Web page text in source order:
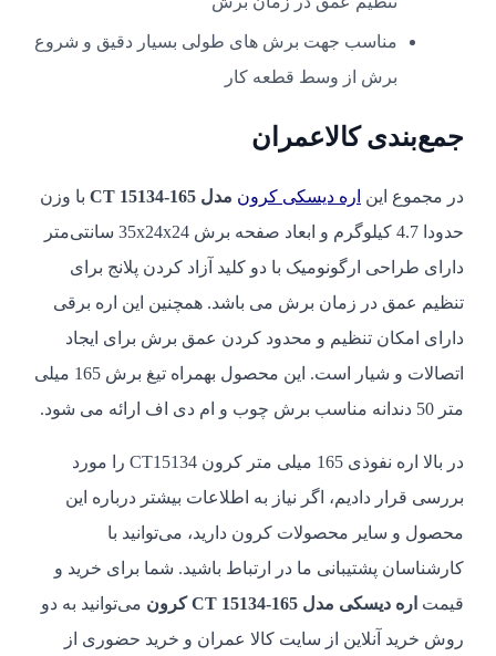
مناسب جهت برش های طولی بسیار دقیق و شروع
برش از وسط قطعه کار
جمع‌بندی کالاعمران
در مجموع این اره دیسکی کرون مدل CT 15134-165
با وزن
حدودا 4.7 کیلوگرم و ابعاد صفحه برش 35x24x24 سانتی‌متر
دارای طراحی ارگونومیک با دو کلید آزاد کردن پلانج برای
تنظیم عمق در زمان برش می باشد. همچنین این اره برقی
دارای امکان تنظیم و محدود کردن عمق برش برای ایجاد
اتصالات و شیار است. این محصول بهمراه تیغ برش 165 میلی
متر 50 دندانه مناسب برش چوب و ام دی اف ارائه می شود.
در بالا اره نفوذی 165 میلی متر کرون CT15134 را مورد
بررسی قرار دادیم، اگر نیاز به اطلاعات بیشتر درباره این
محصول و سایر محصولات کرون دارید، می‌توانید با
کارشناسان پشتیبانی ما در ارتباط باشید. شما برای خرید و
قیمت اره دیسکی مدل CT 15134-165 کرون
می‌توانید به دو
روش خرید آنلاین از سایت کالا عمران و خرید حضوری از